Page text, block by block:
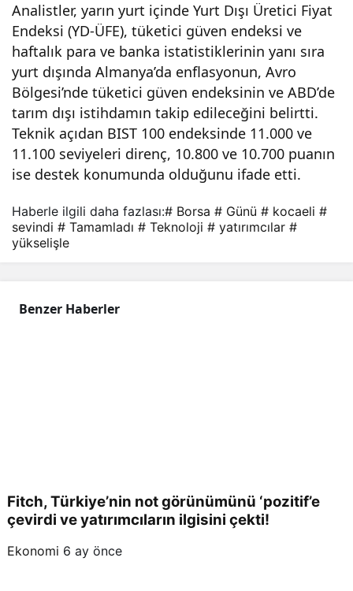
Analistler, yarın yurt içinde Yurt Dışı Üretici Fiyat
Endeksi (YD-ÜFE), tüketici güven endeksi ve
haftalık para ve banka istatistiklerinin yanı sıra
yurt dışında Almanya’da enflasyonun, Avro
Bölgesi’nde tüketici güven endeksinin ve ABD’de
tarım dışı istihdamın takip edileceğini belirtti.
Teknik açıdan BIST 100 endeksinde 11.000 ve
11.100 seviyeleri direnç, 10.800 ve 10.700 puanın
ise destek konumunda olduğunu ifade etti.
Haberle ilgili daha fazlası:# Borsa # Günü # kocaeli #
sevindi # Tamamladı # Teknoloji # yatırımcılar #
yükselişle
Benzer Haberler
Fitch, Türkiye’nin not görünümünü ‘pozitif’e
çevirdi ve yatırımcıların ilgisini çekti!
Ekonomi 6 ay önce